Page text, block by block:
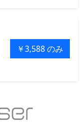
￥3,588 のみ